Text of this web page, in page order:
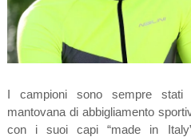
I campioni sono sempre stati
mantovana di abbigliamento
con i suoi capi “made in